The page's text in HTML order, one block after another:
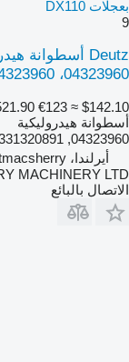
بعجلات DX110
9
04323960، 4323960، 3313208 لـ جرار بعجلات DX110
€123 ≈ $142.10
أسطوانة هيدروليكية
04323960, 331320891
أيرلندا، Courtmacsherry
MACHINERY LTD
الاتصال بالبائع